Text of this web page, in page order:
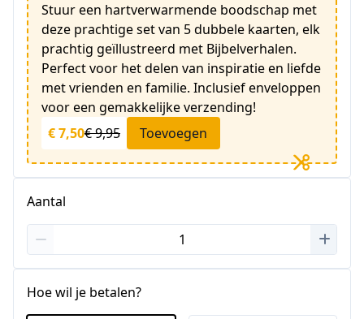
Stuur een hartverwarmende boodschap met
deze prachtige set van 5 dubbele kaarten, elk
prachtig geïllustreerd met Bijbelverhalen.
Perfect voor het delen van inspiratie en liefde
met vrienden en familie. Inclusief enveloppen
voor een gemakkelijke verzending!
€ 7,50€ 9,95 Toevoegen
Aantal
Hoe wil je betalen?